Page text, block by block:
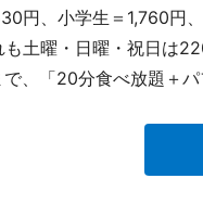
円、小学生＝1,760
土曜・日曜・祝日は
、「20分食べ放題＋